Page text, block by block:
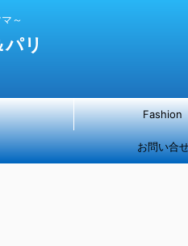
～
リ
Fashion
お問い合